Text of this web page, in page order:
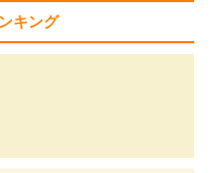
キング